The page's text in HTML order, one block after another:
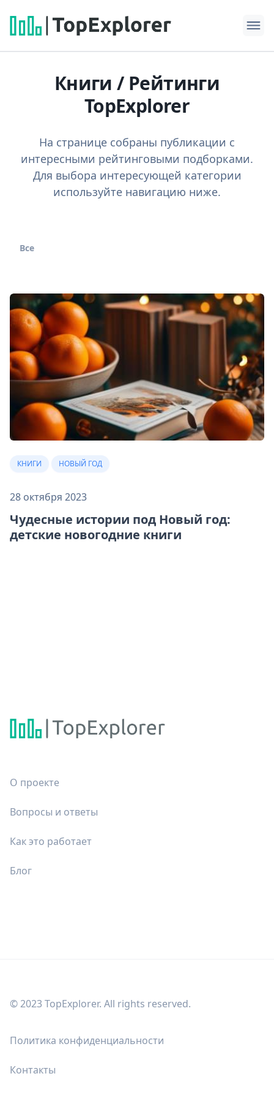
Книги / Рейтинги
TopExplorer
На странице собраны публикации с
интересными рейтинговыми подборками.
Для выбора интересующей категории
используйте навигацию ниже.
Все
КНИГИ НОВЫЙ ГОД
28 октября 2023
Чудесные истории под Новый год:
детские новогодние книги
О проекте
Вопросы и ответы
Как это работает
Блог
© 2023 TopExplorer. All rights reserved.
Политика конфиденциальности
Контакты